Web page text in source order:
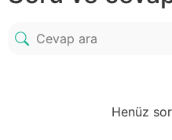
Henüz